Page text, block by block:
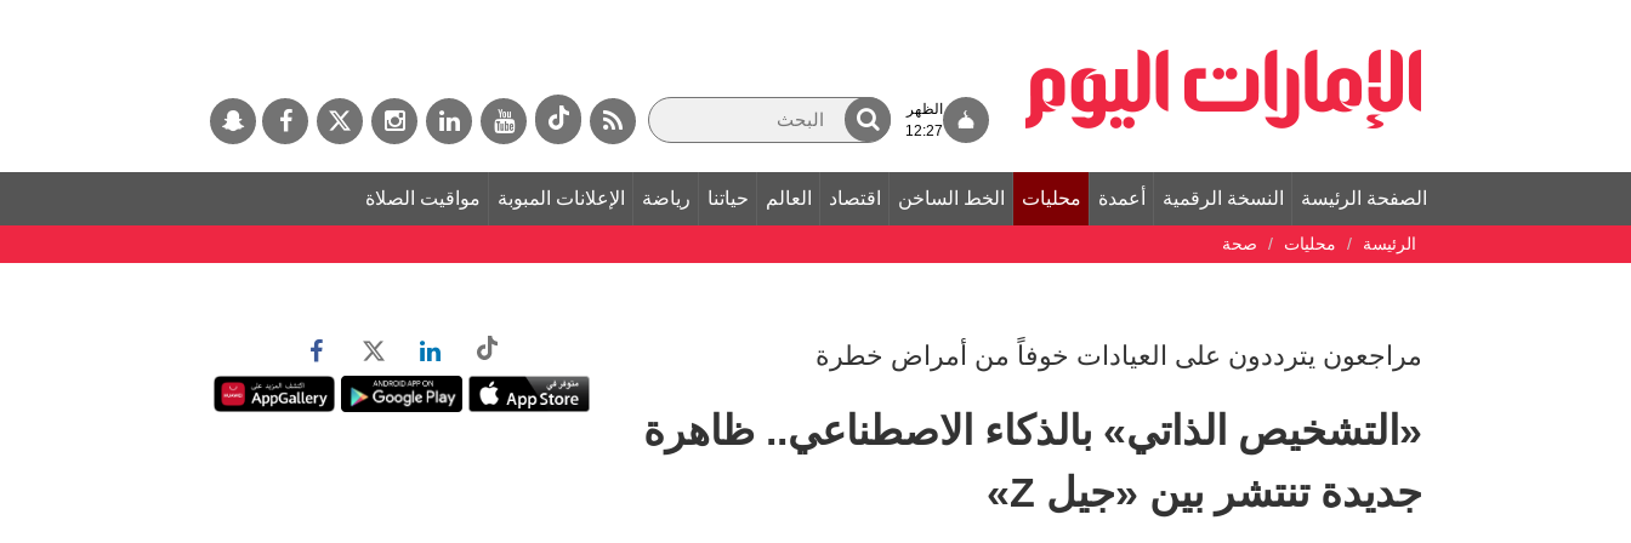
الظهر
12:27
الصفحة الرئيسة النسخة الرقمية أعمدة محليات الخط الساخن اقتصاد العالم حياتنا رياضة الإعلانات المبوبة مواقيت الصلاة
الرئيسة محليات صحة
مراجعون يترددون على العيادات خوفاً من أمراض خطرة
«التشخيص الذاتي» بالذكاء الاصطناعي.. ظاهرة
جديدة تنتشر بين «جيل Z»